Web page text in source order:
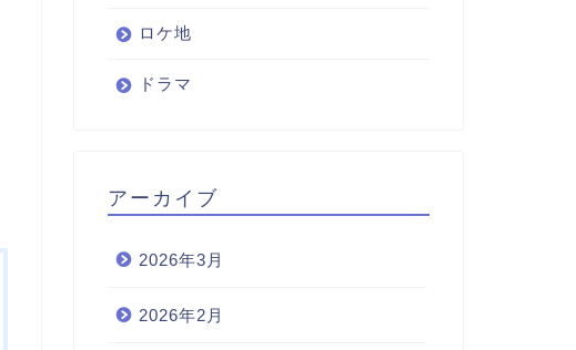
ロケ地
ドラマ
アーカイブ
2026年3月
2026年2月